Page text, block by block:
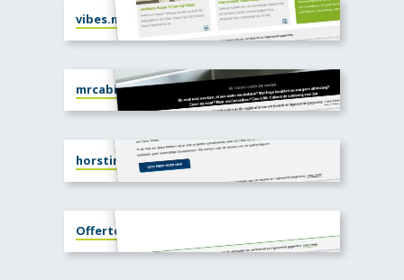
vibes.nl
mrcabinet.nl
horstink-twello.nl
Offerte portal Interieurbouw Hutten